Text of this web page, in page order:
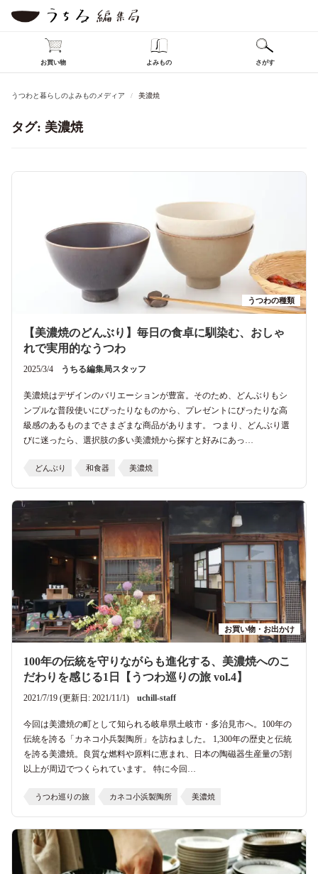
お買い物 よみもの さがす
うつわと暮らしのよみものメディア 美濃焼
タグ: 美濃焼
うつわの種類
【美濃焼のどんぶり】毎日の食卓に馴染む、おしゃ
れで実用的なうつわ
2025/3/4 うちる編集局スタッフ
美濃焼はデザインのバリエーションが豊富。そのため、どんぶりもシ
ンプルな普段使いにぴったりなものから、プレゼントにぴったりな高
級感のあるものまでさまざまな商品があります。 つまり、どんぶり選
びに迷ったら、選択肢の多い美濃焼から探すと好みにあっ…
どんぶり 和食器 美濃焼
お買い物・お出かけ
100年の伝統を守りながらも進化する、美濃焼へのこ
だわりを感じる1日【うつわ巡りの旅 vol.4】
2021/7/19 (更新日: 2021/11/1) uchill-staff
今回は美濃焼の町として知られる岐阜県土岐市・多治見市へ。100年の
伝統を誇る「カネコ小兵製陶所」を訪ねました。 1,300年の歴史と伝統
を誇る美濃焼。良質な燃料や原料に恵まれ、日本の陶磁器生産量の5割
以上が周辺でつくられています。 特に今回…
うつわ巡りの旅 カネコ小浜製陶所 美濃焼